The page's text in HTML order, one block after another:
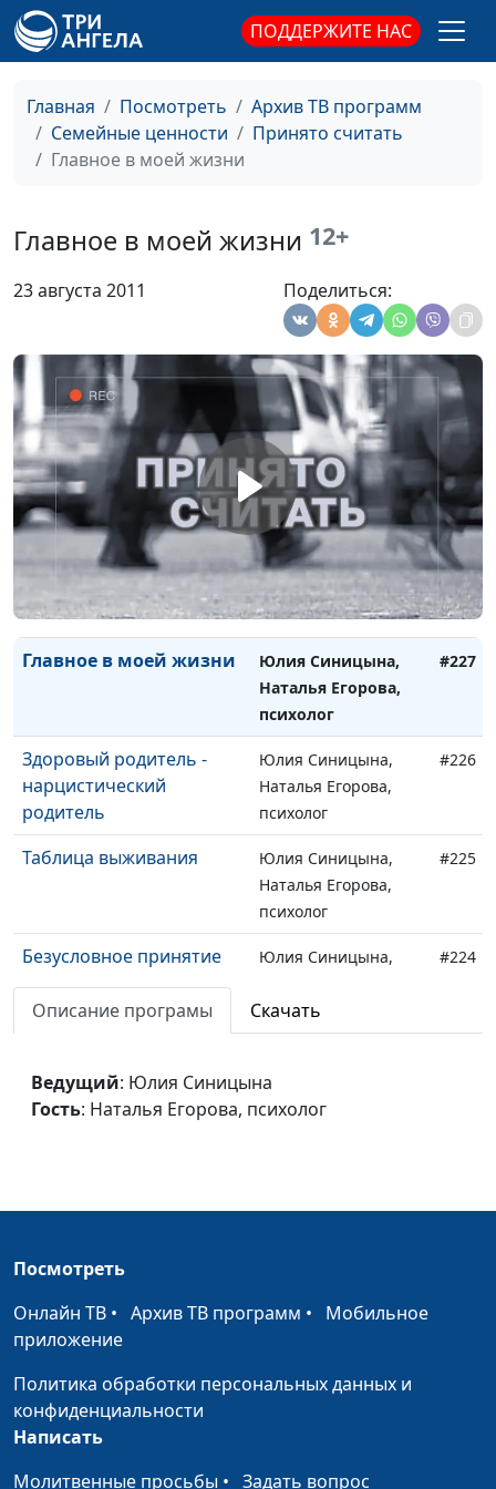
ПОДДЕРЖИТЕ НАС
Главная Посмотреть
Архив ТВ программ
Семейные ценности
Принято считать
Главное в моей жизни
Главное в моей жизни 12+
23 августа 2011 Поделиться:
Посмотри на меня,
пойми меня
Юлия Синицына,
Раиса Островская,
консультант по
семейным
#231
Раиса Островская,
консультант по
семейным
отношениям
Важность
своевременной
информации
Юлия Синицына,
Раиса Островская,
психолог-
консультант по
семейным
отношениям
#229
Здоровые и нездоровые
системы
Юлия Синицына,
Наталья Егорова,
психолог
#228
Главное в моей жизни
Юлия Синицына,
Наталья Егорова,
психолог
#227
Здоровый родитель -
нарцистический
родитель
Юлия Синицына,
Наталья Егорова,
психолог
#226
Таблица выживания
Юлия Синицына,
Наталья Егорова,
психолог
#225
Безусловное принятие
ребенка
Юлия Синицына,
психолог
#224
Наталья Егорова,
психолог
психолог
психолог
Депривация и ее
последствия
Наталья Егорова,
Виды насилия
Наталья Егорова,
Описание програмы Скачать
Ведущий: Юлия Синицына
Гость: Наталья Егорова, психолог
Посмотреть
Онлайн ТВ • Архив ТВ программ • Мобильное
приложение
Политика обработки персональных данных и
конфиденциальности
Написать
Молитвенные просьбы • Задать вопрос